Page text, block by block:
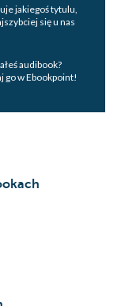
jakiegoś tytulu,
się u nas
audibook?
go w Ebookpoint!